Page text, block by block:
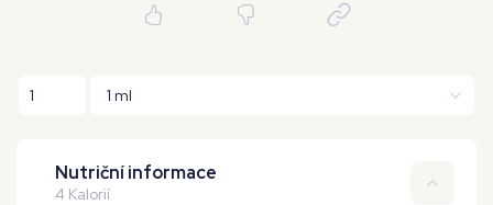
Nutriční informace
4 Kalorií